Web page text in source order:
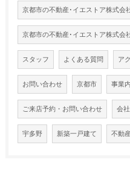
京都市の不動産･イエストア株式会
京都市の不動産･イエストア株式会
スタッフ よくある質問 ア
お問い合わせ 京都市 事業
ご来店予約・お問い合わせ 会
宇多野 新築一戸建て 不動